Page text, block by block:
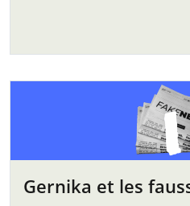
Gernika et les